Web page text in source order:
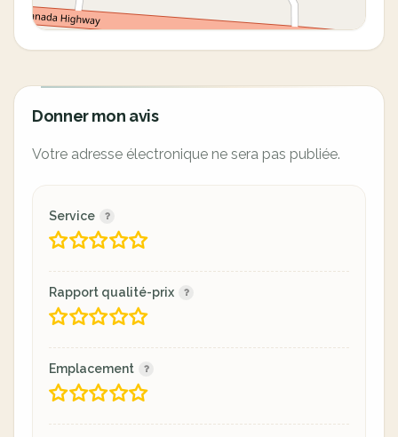
Donner mon avis
Votre adresse électronique ne sera pas publiée.
Service
Rapport qualité-prix
Emplacement